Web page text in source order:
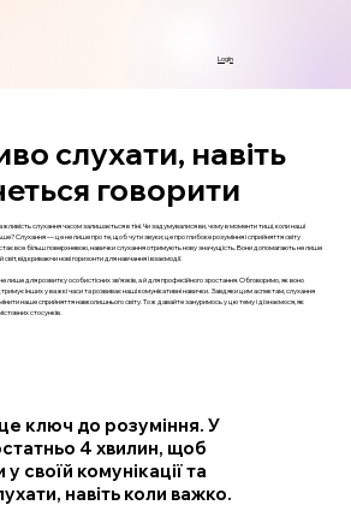
Login
слухати, навіть
говорити
слухання часом залишається в тіні. Чи задумувалися ви, чому в моменти тиші, коли наші
Слухання — це не лише про те, щоб чути звуки; це про глибоке розуміння і сприйняття світу
все більш поверхневою, навички слухання отримують нову значущість. Вони допомагають не лише
відкриваючи нові горизонти для навчання і взаємодії.
лише для розвитку особистісних зв’язків, а й для професійного зростання. Обговоримо, як воно
інших у важкі часи та розвиває наші комунікативні навички. Завдяки цим аспектам, слухання
наше сприйняття навколишнього світу. Тож давайте зануримось у цю тему і дізнаємося, як
стосунків.
ключ до розуміння. У
4 хвилин, щоб
у своїй комунікації та
навіть коли важко.